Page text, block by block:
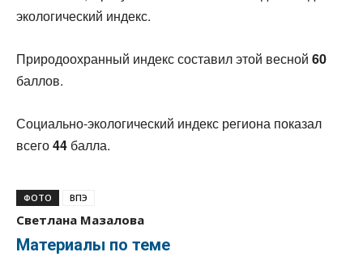
экологический индекс.
Природоохранный индекс составил этой весной 60
баллов.
Социально-экологический индекс региона показал
всего44 балла.
ФОТО ВПЭ
Светлана Мазалова
Материалы по теме